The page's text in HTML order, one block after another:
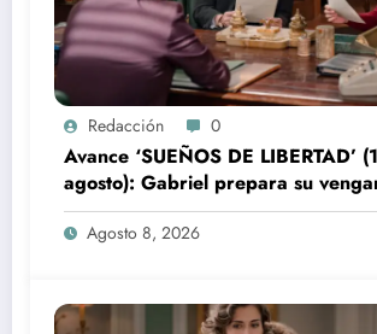
Redacción 0
Avance ‘SUEÑOS DE LIBERTAD’
agosto): Gabriel prepara su
Agosto 8, 2026